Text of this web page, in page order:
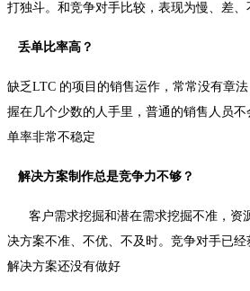
打独斗。和竞争对手比较，表现为慢、差
丢单比率高？
缺乏LTC 的项目的销售运作，常常没有章
握在几个少数的人手里，普通的销售人员
单率非常不稳定
解决方案制作总是竞争力不够？
客户需求挖掘和潜在需求挖掘不准，资
决方案不准、不优、不及时。竞争对手已
解决方案还没有做好